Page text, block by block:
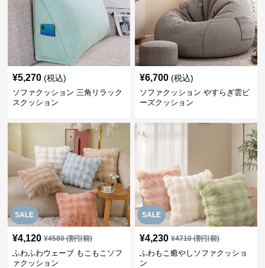
¥5,270 (税込)
ソファクッション 三角リラック
スクッション
¥6,700 (税込)
ソファクッション やすらぎ雲ビ
ーズクッション
SALE
¥4,120 ¥4580(割引前)
ふわふわウェーブ もこもこソフ
ァクッション
SALE
¥4,230 ¥4710(割引前)
ふわもこ癒やしソファクッショ
ン